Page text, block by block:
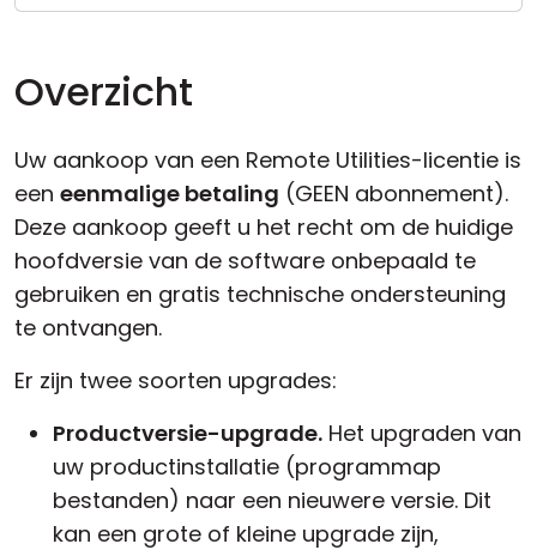
Overzicht
Uw aankoop van een Remote Utilities-licentie is
een eenmalige betaling (GEEN abonnement).
Deze aankoop geeft u het recht om de huidige
hoofdversie van de software onbepaald te
gebruiken en gratis technische ondersteuning
te ontvangen.
Er zijn twee soorten upgrades:
Productversie-upgrade. Het upgraden van
uw productinstallatie (programmap
bestanden) naar een nieuwere versie. Dit
kan een grote of kleine upgrade zijn,